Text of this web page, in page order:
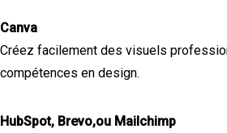
Canva
Créez facilement des visuels
compétences en design.
HubSpot, Brevo,ou Mailchimp